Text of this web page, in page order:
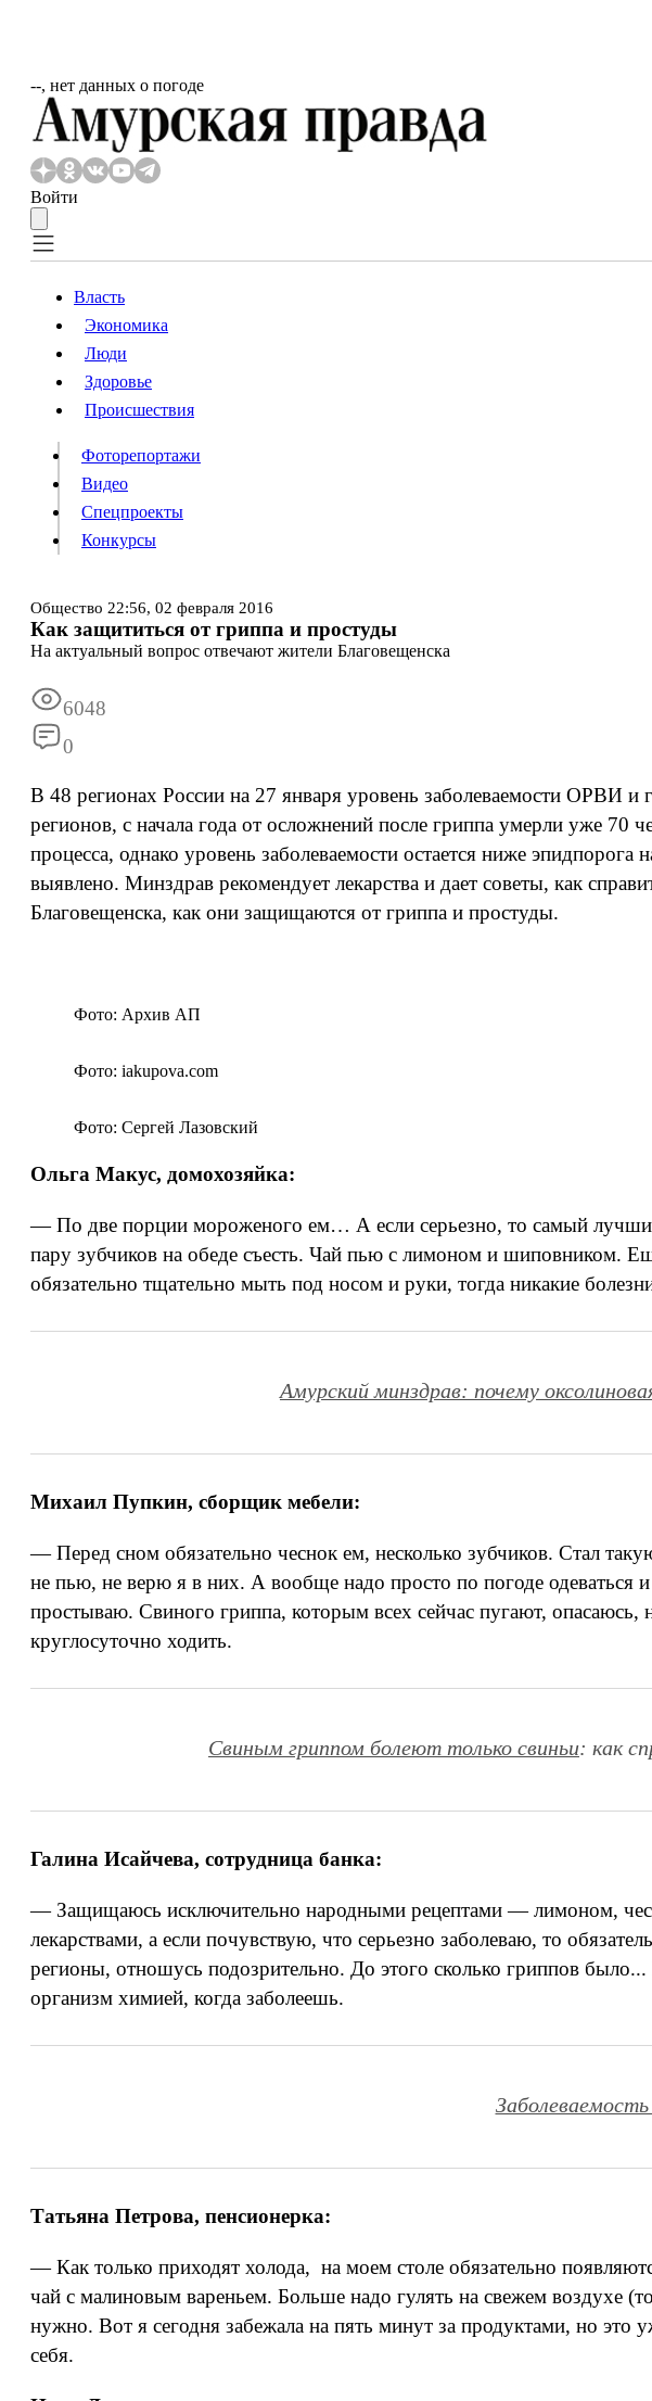
‐‐, нет данных о погоде
Войти
Власть
Происшествия
Видео
Конкурсы
Власть
Экономика
Люди
Здоровье
Происшествия
Фоторепортажи
Видео
Спецпроекты
Конкурсы
Общество 22:56, 02 февраля 2016
Как защититься от гриппа и простуды
На актуальный вопрос отвечают жители Благовещенска
6048
0
В 48 регионах России на 27 января уровень заболеваемости ОРВИ
регионов, с начала года от осложнений после гриппа умерли уже 70
процесса, однако уровень заболеваемости остается ниже
выявлено. Минздрав рекомендует лекарства и дает советы, как
Благовещенска, как они защищаются от гриппа и простуды.
Фото: Архив АП
Фото: iakupova.com
Фото: Сергей Лазовский
Ольга Макус, домохозяйка:
— По две порции мороженого ем… А если серьезно, то самый
пару зубчиков на обеде съесть. Чай пью с лимоном и шиповником.
обязательно тщательно мыть под носом и руки, тогда никакие
Амурский минздрав: почему
Михаил Пупкин, сборщик мебели:
— Перед сном обязательно чеснок ем, несколько зубчиков. Стал
не пью, не верю я в них. А вообще надо просто по погоде одеваться
простываю. Свиного гриппа, которым всех сейчас пугают,
круглосуточно ходить.
Свиным гриппом болеют только свиньи: как
Галина Исайчева, сотрудница банка:
— Защищаюсь исключительно народными рецептами — лимоном,
лекарствами, а если почувствую, что серьезно заболеваю, то
регионы, отношусь подозрительно. До этого сколько гриппов
организм химией, когда заболеешь.
Татьяна Петрова, пенсионерка:
— Как только приходят холода, на моем столе обязательно
чай с малиновым вареньем. Больше надо гулять на свежем воздухе
нужно. Вот я сегодня забежала на пять минут за продуктами, но
себя.